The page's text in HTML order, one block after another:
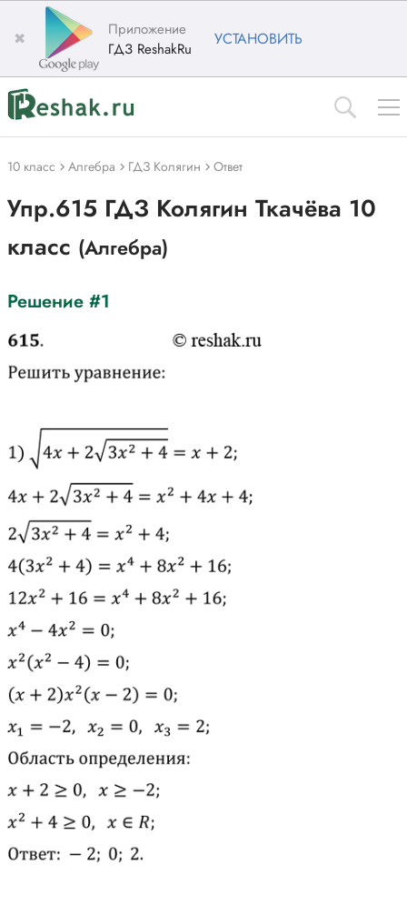
✖
Приложение
ГДЗ ReshakRu
УСТАНОВИТЬ
10 класс Алгебра ГДЗ Колягин Ответ
Упр.615 ГДЗ Колягин Ткачёва 10
класс (Алгебра)
Решение #1